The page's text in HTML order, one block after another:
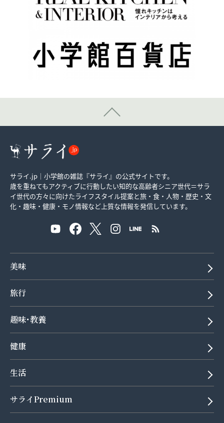
サライ.jp｜小学館の雑誌『サライ』の公式サイトです。
歳を重ねてもアクティブに行動したい知的な高齢者シニア世代＝サラ
イ世代の方々に向けたライフスタイル提案と旅・食・人物・歴史・文
化・趣味・健康・モノ情報など上質な情報を発信しています。
美味
旅行
趣味･教養
健康
生活
サライPremium